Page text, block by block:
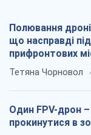
Полювання
що насправді
прифронтових
Тетяна Чорновол
Один FPV-дрон
прокинутися в